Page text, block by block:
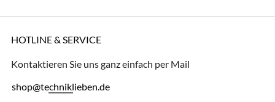
HOTLINE & SERVICE
Kontaktieren Sie uns ganz einfach per Mail
shop@techniklieben.de